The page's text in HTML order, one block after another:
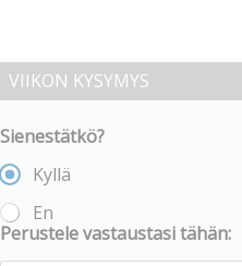
VIIKON KYSYMYS
Sienestätkö?
Kyllä
En
Perustele vastaustasi tähän: